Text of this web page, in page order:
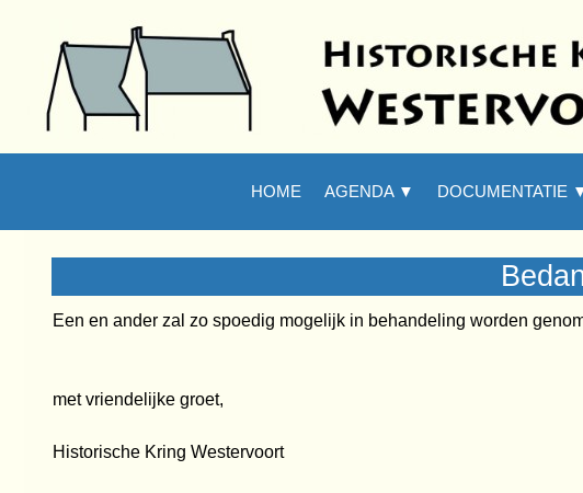
HOME AGENDA ▼ ▼
DOCUMENTATIE
Een en ander zal zo spoedig mogelijk in behandeling worden
met vriendelijke groet,
Historische Kring Westervoort